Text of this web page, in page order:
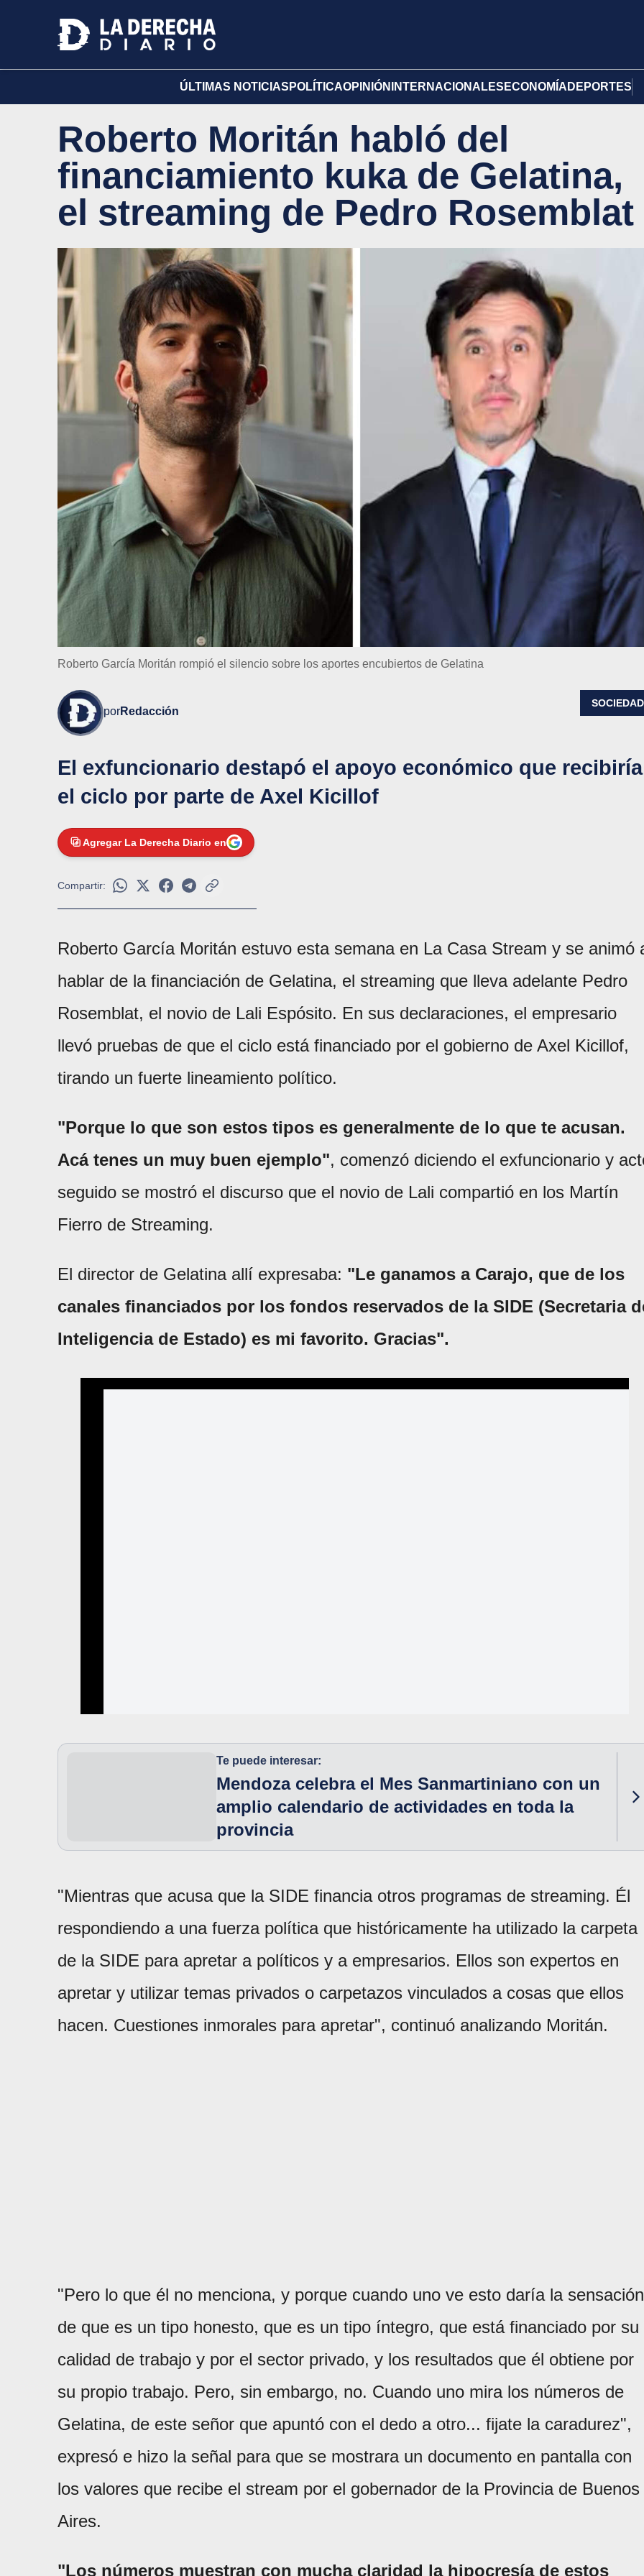
ÚLTIMAS NOTICIAS POLÍTICAOPINIÓN INTERNACIONALES ECONOMÍA DEPORTES
Roberto Moritán habló del
financiamiento kuka de Gelatina,
el streaming de Pedro Rosemblat
Roberto García Moritán rompió el silencio sobre los aportes encubiertos de Gelatina
porRedacción
SOCIEDAD
El exfuncionario destapó el apoyo económico que recibiría
el ciclo por parte de Axel Kicillof
Agregar La Derecha Diario en
Compartir:
Roberto García Moritán estuvo esta semana en La Casa Stream y se animó
hablar de la financiación de Gelatina, el streaming que lleva adelante Pedro
Rosemblat, el novio de Lali Espósito. En sus declaraciones, el empresario
llevó pruebas de que el ciclo está financiado por el gobierno de Axel Kicillof,
tirando un fuerte lineamiento político.
"Porque lo que son estos tipos es generalmente de lo que te acusan.
Acá tenes un muy buen ejemplo", comenzó diciendo el exfuncionario y
seguido se mostró el discurso que el novio de Lali compartió en los Martín
Fierro de Streaming.
El director de Gelatina allí expresaba: "Le ganamos a Carajo, que de los
canales financiados por los fondos reservados de la SIDE (Secretaria
Inteligencia de Estado) es mi favorito. Gracias".
Te puede interesar:
Mendoza celebra el Mes Sanmartiniano con un
amplio calendario de actividades en toda la
provincia
"Mientras que acusa que la SIDE financia otros programas de streaming. Él
respondiendo a una fuerza política que históricamente ha utilizado la carpeta
de la SIDE para apretar a políticos y a empresarios. Ellos son expertos en
apretar y utilizar temas privados o carpetazos vinculados a cosas que ellos
hacen. Cuestiones inmorales para apretar", continuó analizando Moritán.
"Pero lo que él no menciona, y porque cuando uno ve esto daría la sensación
de que es un tipo honesto, que es un tipo íntegro, que está financiado por su
calidad de trabajo y por el sector privado, y los resultados que él obtiene por
su propio trabajo. Pero, sin embargo, no. Cuando uno mira los números de
Gelatina, de este señor que apuntó con el dedo a otro... fijate la caradurez",
expresó e hizo la señal para que se mostrara un documento en pantalla con
los valores que recibe el stream por el gobernador de la Provincia de Buenos
Aires.
"Los números muestran con mucha claridad la hipocresía de estos